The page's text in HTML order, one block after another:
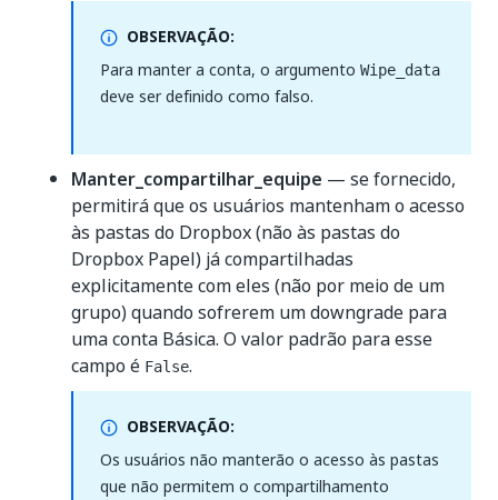
OBSERVAÇÃO:
Para manter a conta, o argumento Wipe_data
deve ser definido como falso.
Manter_compartilhar_equipe — se fornecido,
permitirá que os usuários mantenham o acesso
às pastas do Dropbox (não às pastas do
Dropbox Papel) já compartilhadas
explicitamente com eles (não por meio de um
grupo) quando sofrerem um downgrade para
uma conta Básica. O valor padrão para esse
campo é False.
OBSERVAÇÃO:
Os usuários não manterão o acesso às pastas
que não permitem o compartilhamento